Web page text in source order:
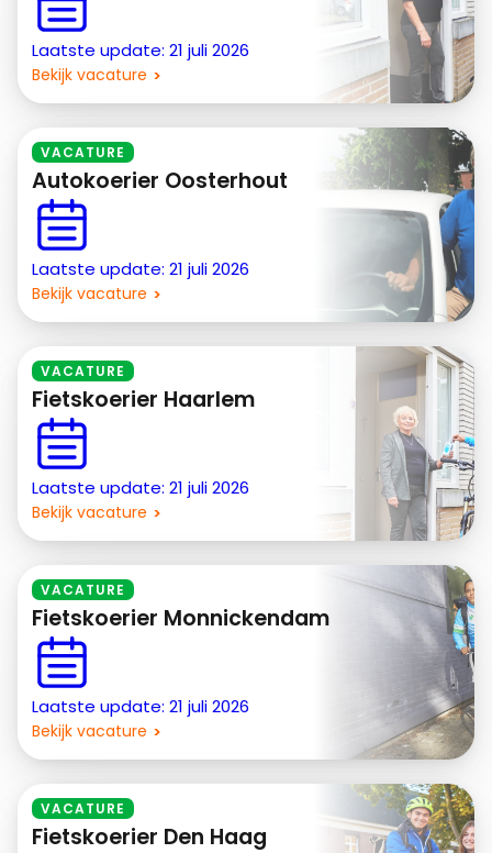
Laatste update: 21 juli 2026
Bekijk vacature
VACATURE
Autokoerier Oosterhout
Laatste update: 21 juli 2026
Bekijk vacature
VACATURE
Fietskoerier Haarlem
Laatste update: 21 juli 2026
Bekijk vacature
VACATURE
Fietskoerier Monnickendam
Laatste update: 21 juli 2026
Bekijk vacature
VACATURE
Fietskoerier Den Haag